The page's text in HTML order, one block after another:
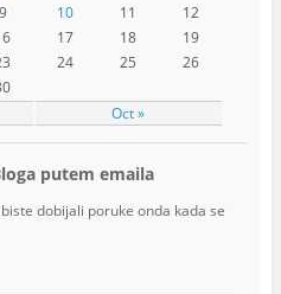
Oct »
9 10 11
12
17 18
19
24 25
26
putem emaila
dobijali poruke onda kada se